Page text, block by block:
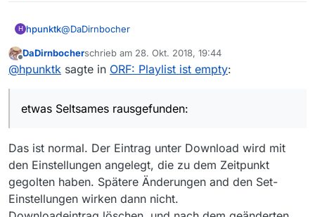
H hpunktk@DaDirnbocher
Finde ich seltsam und anmaßend. Natürlich bin
ich überzeugt, weiß aber, dass ich dennoch
User_agent ist beim ffmpeg gesetzt.
Ist das erklärbar?
Offline
DaDirnbocherschrieb am 28. Okt. 2018, 19:44
zuletzt editiert von
@hpunktk sagte in ORF: Playlist ist empty:
etwas Seltsames rausgefunden:
Das ist normal. Der Eintrag unter Download wird mit
den Einstellungen angelegt, die zu dem Zeitpunkt
gegolten haben. Spätere Änderungen and den Set-
Einstellungen wirken dann nicht.